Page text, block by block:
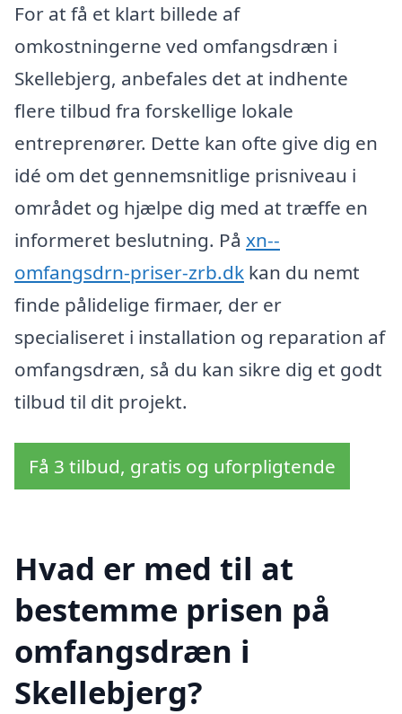
For at få et klart billede af
omkostningerne ved omfangsdræn i
Skellebjerg, anbefales det at indhente
flere tilbud fra forskellige lokale
entreprenører. Dette kan ofte give dig en
idé om det gennemsnitlige prisniveau i
området og hjælpe dig med at træffe en
informeret beslutning. På xn--
omfangsdrn-priser-zrb.dk kan du nemt
finde pålidelige firmaer, der er
specialiseret i installation og reparation af
omfangsdræn, så du kan sikre dig et godt
tilbud til dit projekt.
Få 3 tilbud, gratis og uforpligtende
Hvad er med til at
bestemme prisen på
omfangsdræn i
Skellebjerg?